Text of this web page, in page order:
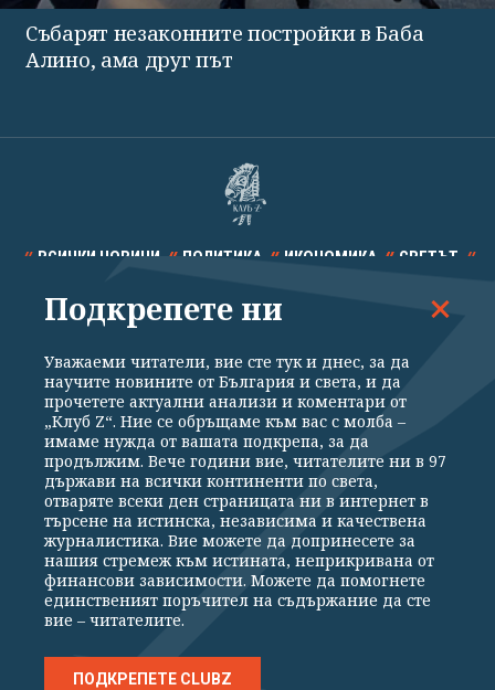
Събарят незаконните постройки в Баба
Алино, ама друг път
ВСИЧКИ НОВИНИ ПОЛИТИКА ИКОНОМИКА СВЕТЪТ
СПОРТ КУЛТУРА ТЕХНОЛОГИИ КАЛЕЙДОСКОП
Общи условия
Политика за поверителност
Реклама
Партньори Контакти
За Клуб Z
Екип
Подкрепете ни
Издател на www.clubz.bg е „Клуб Зебра Медия“ ЕООД, София, ул. "Алеко
Константинов" 3. Всички права запазени 2026 „Клуб Зебра Медия“
Препечатването на материали, снимки и видео от www.clubz.bg без
разрешение ще бъде преследвано по съдебен път, съгласно
Подкрепете ни
Уважаеми читатели, вие сте тук и днес, за да
научите новините от България и света, и да
прочетете актуални анализи и коментари от
„Клуб Z“. Ние се обръщаме към вас с молба –
имаме нужда от вашата подкрепа, за да
продължим. Вече години вие, читателите ни в 97
държави на всички континенти по света,
отваряте всеки ден страницата ни в интернет в
търсене на истинска, независима и качествена
журналистика. Вие можете да допринесете за
нашия стремеж към истината, неприкривана от
финансови зависимости. Можете да помогнете
единственият поръчител на съдържание да сте
вие – читателите.
ПОДКРЕПЕТЕ CLUBZ